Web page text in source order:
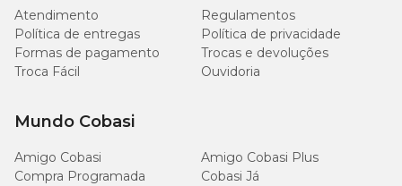
Atendimento
Regulamentos
Política de entregas
Política de privacidade
Formas de pagamento
Trocas e devoluções
Troca Fácil
Ouvidoria
Mundo Cobasi
Amigo Cobasi
Amigo Cobasi Plus
Compra Programada
Cobasi Já